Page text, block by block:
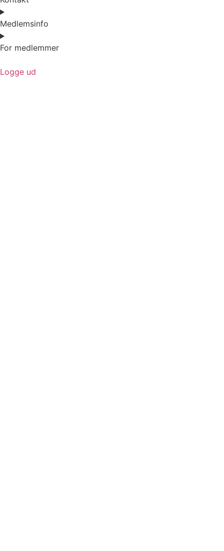
Medlemsinfo
For medlemmer
Logge ud